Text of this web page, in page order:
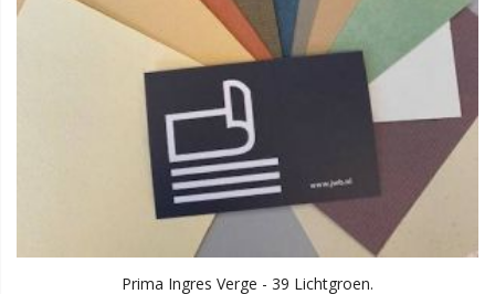
Prima Ingres Verge - 39 Lichtgroen.